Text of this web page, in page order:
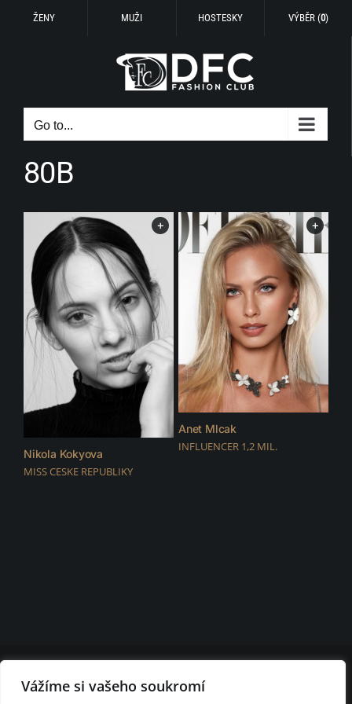
Vážíme si vašeho soukromí
ŽENY MUŽI HOSTESKY VÝBĚR (0)
Go to...
80B
+
Nikola Kokyova
MISS CESKE REPUBLIKY
+
Anet Mlcak
INFLUENCER 1,2 MIL.
cookies